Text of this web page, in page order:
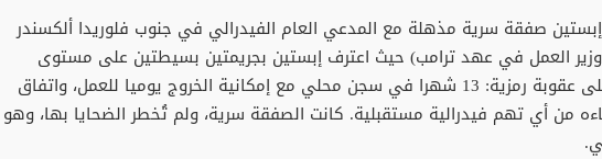
2008، أبرم إبستين صفقة سرية مذهلة مع المدعي العام الفيدرالي في جنوب فلوريدا ألكسندر
وزير العمل في عهد ترامب) حيث اعترف إبستين بجريمتين بسيطتين على مستوى
الولاية (الدعارة)، وحصل على عقوبة رمزية: 13 شهرا في سجن محلي مع إمكانية الخروج يوميا للعمل، واتفاق
من أي تهم فيدرالية مستقبلية. كانت الصفقة سرية، ولم تُخطر الضحايا بها، وهو